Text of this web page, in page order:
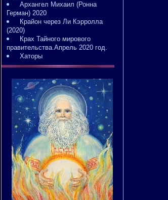
Архангел Михаил (Ронна
Герман) 2020
Крайон через Ли Кэрролла
(2020)
Крах Тайного мирового
правительства.Апрель 2020 год.
Хаторы